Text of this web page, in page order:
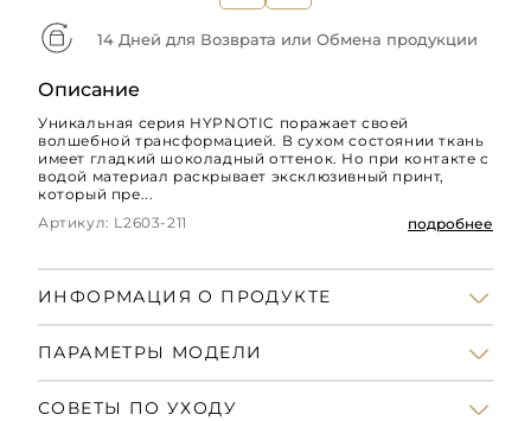
14 Дней для Возврата или Обмена продукции
Описание
Уникальная серия HYPNOTIC поражает своей
волшебной трансформацией. В сухом состоянии ткань
имеет гладкий шоколадный оттенок. Но при контакте с
водой материал раскрывает эксклюзивный принт,
который пре...
Артикул: L2603-211
подробнее
ИНФОРМАЦИЯ О ПРОДУКТЕ
ПАРАМЕТРЫ МОДЕЛИ
СОВЕТЫ ПО УХОДУ